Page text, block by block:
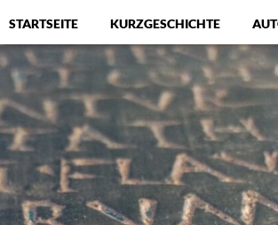
STARTSEITE KURZGESCHICHTE